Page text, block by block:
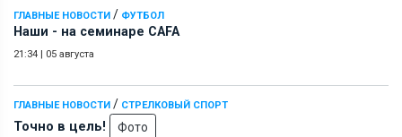
ГЛАВНЫЕ НОВОСТИ / ФУТБОЛ
Наши - на семинаре СAFA
21:34 05 августа
ГЛАВНЫЕ НОВОСТИ / СТРЕЛКОВЫЙ СПОРТ
Точно в цель! Фото